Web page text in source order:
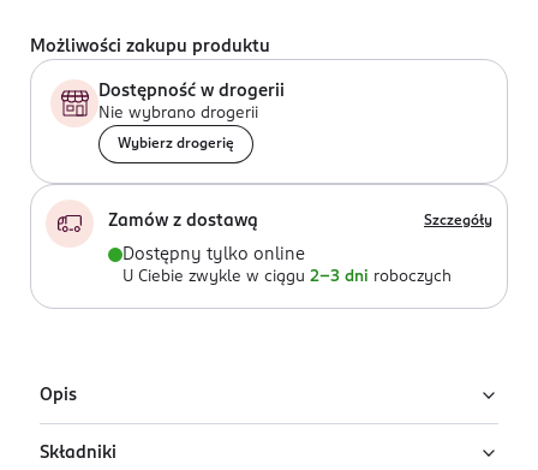
Możliwości zakupu produktu
Dostępność w drogerii
Nie wybrano drogerii
Wybierz drogerię
Zamów z dostawą Szczegóły
Dostępny tylko online
U Ciebie zwykle w ciągu 2-3 dni roboczych
Opis
Givenchy Ange ou Démon Le Secret to damska woda
Składniki